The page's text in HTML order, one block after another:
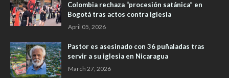
Colombia rechaza “procesión satánica” en
Bogotá tras actos contra iglesia
April 05, 2026
Pastor es asesinado con 36 puñaladas tras
servir a su iglesia en Nicaragua
March 27, 2026